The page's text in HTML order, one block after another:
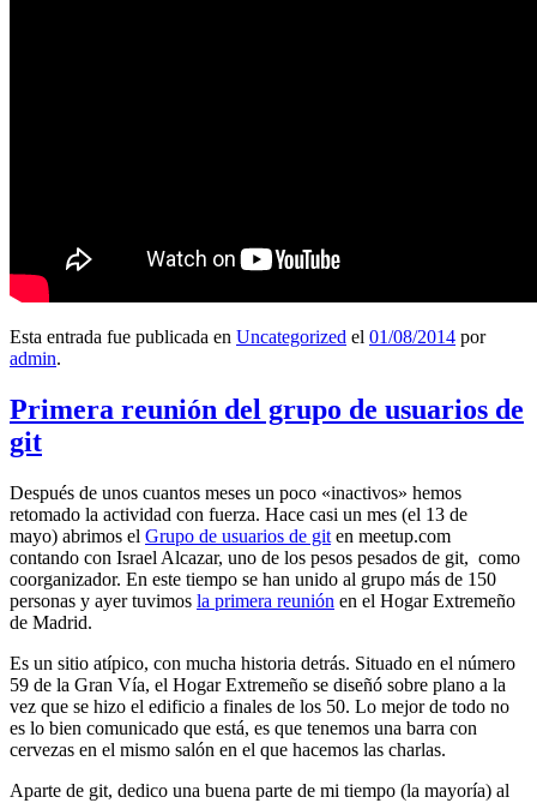
Esta entrada fue publicada en Uncategorized el 01/08/2014 por
admin.
Primera reunión del grupo de usuarios de
git
Después de unos cuantos meses un poco «inactivos» hemos
retomado la actividad con fuerza. Hace casi un mes (el 13 de
mayo) abrimos el Grupo de usuarios de git en meetup.com
contando con Israel Alcazar, uno de los pesos pesados de git, como
coorganizador. En este tiempo se han unido al grupo más de 150
personas y ayer tuvimos la primera reunión en el Hogar Extremeño
de Madrid.
Es un sitio atípico, con mucha historia detrás. Situado en el número
59 de la Gran Vía, el Hogar Extremeño se diseñó sobre plano a la
vez que se hizo el edificio a finales de los 50. Lo mejor de todo no
es lo bien comunicado que está, es que tenemos una barra con
cervezas en el mismo salón en el que hacemos las charlas.
Aparte de git, dedico una buena parte de mi tiempo (la mayoría) al